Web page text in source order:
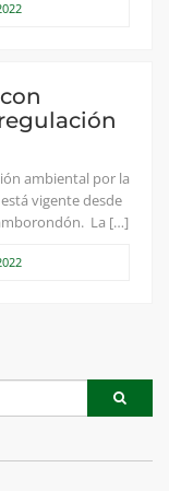
ambiental por la
vigente desde
La […]